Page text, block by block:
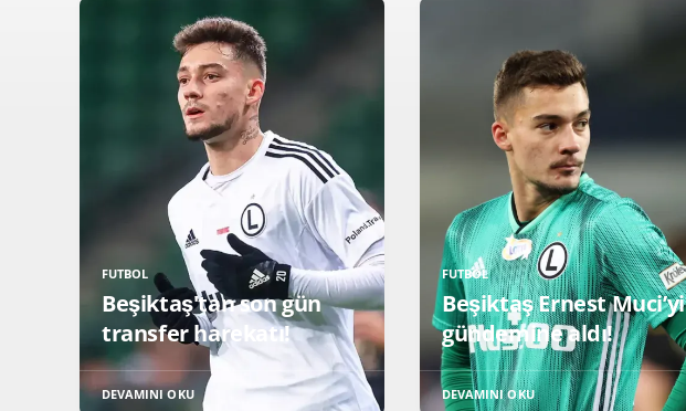
FUTBOL
Beşiktaş'tan son gün
transfer harekatı!
DEVAMINI OKU
FUTBOL
Beşiktaş Ernest Muci’yi
gündemine aldı!
DEVAMINI OKU